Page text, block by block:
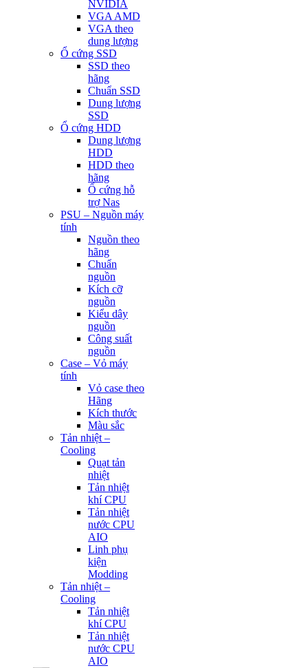
NVIDIA
VGA AMD
VGA theo
dung lượng
Ổ cứng SSD
SSD theo
hãng
Chuẩn SSD
Dung lượng
SSD
Ổ cứng HDD
Dung lượng
HDD
HDD theo
hãng
Ổ cứng hỗ
trợ Nas
PSU – Nguồn máy
tính
Nguồn theo
hãng
Chuẩn
nguồn
Kích cỡ
nguồn
Kiểu dây
nguồn
Công suất
nguồn
Case – Vỏ máy
tính
Vỏ case theo
Hãng
Kích thước
Màu sắc
Tản nhiệt –
Cooling
Quạt tản
nhiệt
Tản nhiệt
khí CPU
Tản nhiệt
nước CPU
AIO
Linh phụ
kiện
Modding
Tản nhiệt –
Cooling
Tản nhiệt
khí CPU
Tản nhiệt
nước CPU
AIO